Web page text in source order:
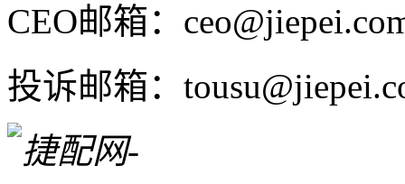
CEO邮箱：
投诉邮箱：